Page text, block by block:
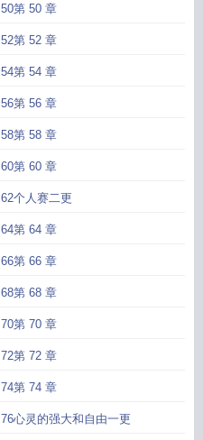
50第 50 章
52第 52 章
54第 54 章
56第 56 章
58第 58 章
60第 60 章
62个人赛二更
64第 64 章
66第 66 章
68第 68 章
70第 70 章
72第 72 章
74第 74 章
76心灵的强大和自由一更